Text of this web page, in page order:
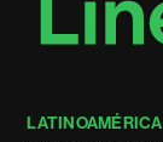
LATINOAMÉRICA